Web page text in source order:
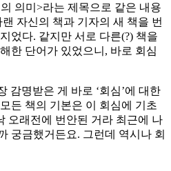
의미>라는 제목으로 같은 내용
자신의 책과 기자의 새 책을 번
었다. 같지만 서로 다른(?) 책을
한 단어가 있었으니, 바로 회심
감명받은 게 바로 ‘회심’에 대한
든 책의 기본은 이 회심에 기초
오래전에 번안된 거라 최근에 나
궁금했거든요. 그런데 역시나 회